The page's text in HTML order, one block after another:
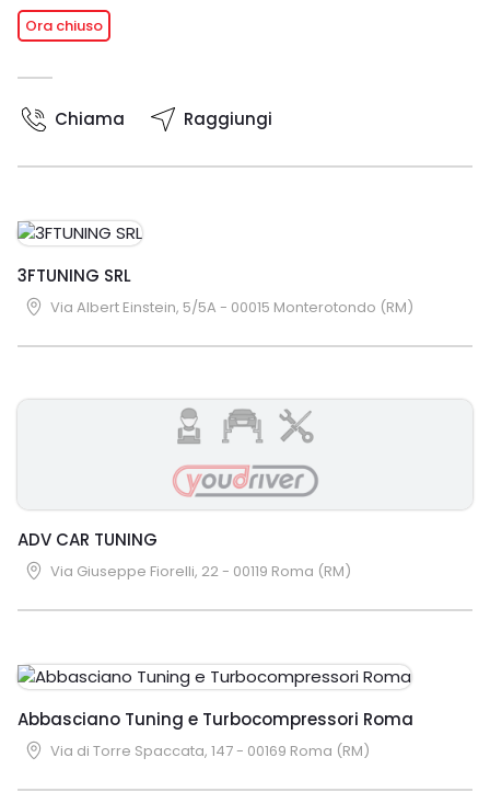
Ora chiuso
Chiama Raggiungi
3FTUNING SRL
Via Albert Einstein, 5/5A - 00015 Monterotondo (RM)
ADV CAR TUNING
Via Giuseppe Fiorelli, 22 - 00119 Roma (RM)
Abbasciano Tuning e Turbocompressori Roma
Via di Torre Spaccata, 147 - 00169 Roma (RM)